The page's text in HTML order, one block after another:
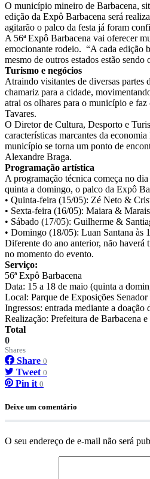
O município mineiro de Barbacena,
edição da Expô Barbacena será
agitarão o palco da festa já foram
A 56ª Expô Barbacena vai oferecer
emocionante rodeio. “A cada edição
mesmo de outros estados estão
Turismo e negócios
Atraindo visitantes de diversas partes
chamariz para a cidade,
atrai os olhares para o município e
Tavares.
O Diretor de Cultura, Desporto e
características marcantes da
município se torna um ponto de
Alexandre Braga.
Programação artística
A programação técnica começa no
quinta a domingo, o palco da Expô
• Quinta-feira (15/05): Zé Neto &
• Sexta-feira (16/05): Maiara &
• Sábado (17/05): Guilherme &
• Domingo (18/05): Luan Santana às
Diferente do ano anterior, não haverá
no momento do evento.
Serviço:
56ª Expô Barbacena
Data: 15 a 18 de maio (quinta a
Local: Parque de Exposições
Ingressos: entrada mediante a
Realização: Prefeitura de Barbacena
Total
0
Shares
Share 0
Tweet 0
Pin it 0
Deixe um comentário
O seu endereço de e-mail não será